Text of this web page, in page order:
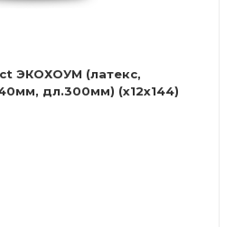
ЭКОХОУМ (латекс,
дл.300мм) (х12х144)